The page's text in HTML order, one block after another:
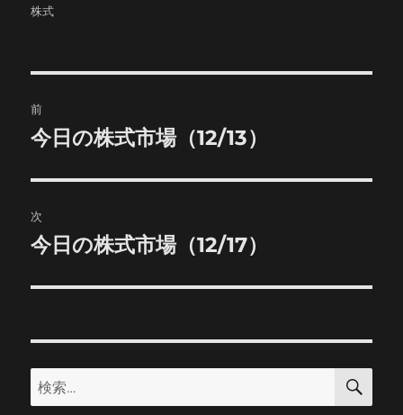
稿
株式
稿
ビ
ゲ
ー
ン
前
前
投
稿:
今日の株式市場（12/13）
次
次
投
今日の株式市場（12/17）
検
索:
検